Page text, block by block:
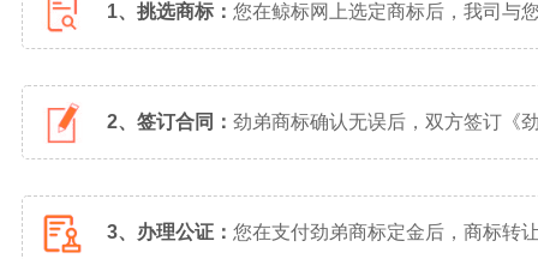
1、挑选商标： 您在鲸标网上选定商标后，我司与
2、签订合同： 劲弟商标确认无误后，双方签订《
3、办理公证： 您在支付劲弟商标定金后，商标转